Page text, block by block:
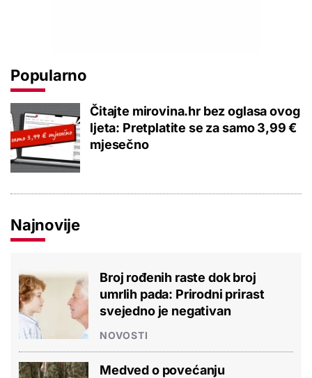
Popularno
Čitajte mirovina.hr bez oglasa ovog
ljeta: Pretplatite se za samo 3,99 €
mjesečno
Najnovije
Broj rođenih raste dok broj
umrlih pada: Prirodni prirast
svejedno je negativan
NOVOSTI
Medved o povećanju